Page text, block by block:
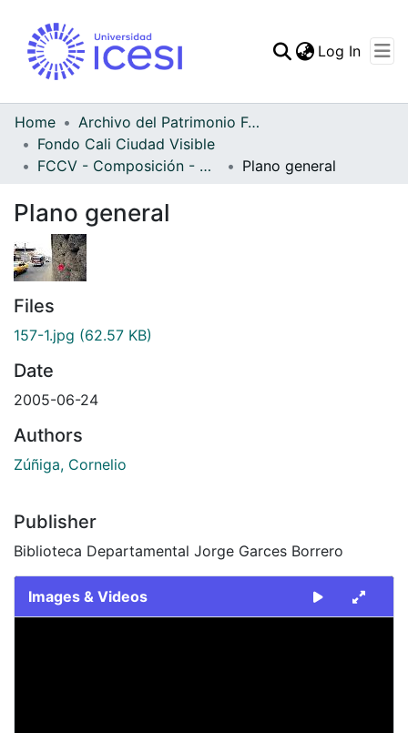
Log In
Home
Archivo del Patrimonio Fotográfico y Fílmico del Valle del Cauca
Fondo Cali Ciudad Visible
FCCV - Composición - Patrimonial
Plano general
Plano general
Files
157-1.jpg (62.57 KB)
Date
2005-06-24
Authors
Zúñiga, Cornelio
Publisher
Biblioteca Departamental Jorge Garces Borrero
Images & Videos